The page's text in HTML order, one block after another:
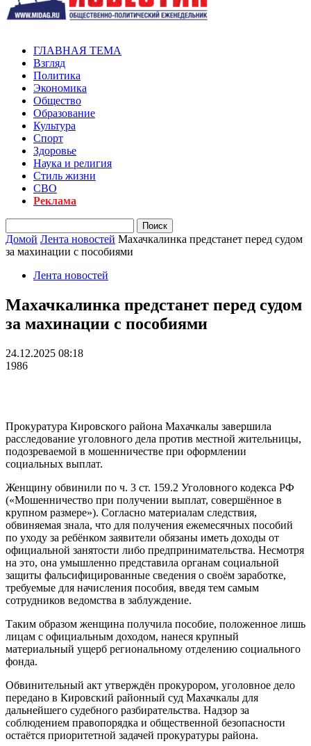
ГЛАВНАЯ ТЕМА
Взгляд
Политика
Экономика
Общество
Образование
Культура
Спорт
Здоровье
Наука и религия
Стиль жизни
СВО
Реклама
Домой Лента новостей Махачкалинка предстанет перед судом
за махинации с пособиями
Лента новостей
Махачкалинка предстанет перед судом
за махинации с пособиями
24.12.2025 08:18
1986
Прокуратура Кировского района Махачкалы завершила
расследование уголовного дела против местной жительницы,
подозреваемой в мошенничестве при оформлении
социальных выплат.
Женщину обвинили по ч. 3 ст. 159.2 Уголовного кодекса РФ
(«Мошенничество при получении выплат, совершённое в
крупном размере»). Согласно материалам следствия,
обвиняемая знала, что для получения ежемесячных пособий
по уходу за ребёнком заявители обязаны иметь доходы от
официальной занятости либо предпринимательства. Несмотря
на это, она умышленно представила органам социальной
защиты фальсифицированные сведения о своём заработке,
требуемые для начисления пособия, введя тем самым
сотрудников ведомства в заблуждение.
Таким образом женщина получила пособие, положенное лишь
лицам с официальным доходом, нанеся крупный
материальный ущерб региональному отделению социального
фонда.
Обвинительный акт утверждён прокурором, уголовное дело
передано в Кировский районный суд Махачкалы для
дальнейшего судебного разбирательства. Надзор за
соблюдением правопорядка и общественной безопасности
остаётся приоритетной задачей прокуратуры района.